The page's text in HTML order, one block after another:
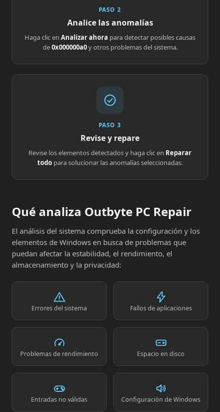
PASO 2
Analice las anomalías
Haga clic en Analizar ahora para detectar posibles causas
de0x000000a0y otros problemas del sistema.
PASO 3
Revise y repare
Revise los elementos detectados y haga clic en Reparar
todo para solucionar las anomalías seleccionadas.
Qué analiza Outbyte PC Repair
El análisis del sistema comprueba la configuración y los
elementos de Windows en busca de problemas que
puedan afectar la estabilidad, el rendimiento, el
almacenamiento y la privacidad:
Errores del sistema Fallos de aplicaciones
Problemas de rendimiento Espacio en disco
Entradas no válidas Configuración de Windows